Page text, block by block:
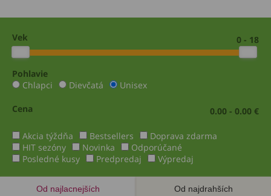
Vek 0 - 18
Pohlavie
Chlapci
Dievčatá Unisex
Cena 0.00 - 0.00 €
Akcia týždňa Bestsellers
Doprava zdarma
HIT sezóny
Novinka
Odporúčané
Posledné kusy
Predpredaj Výpredaj
Od najlacnejších Od najdrahších